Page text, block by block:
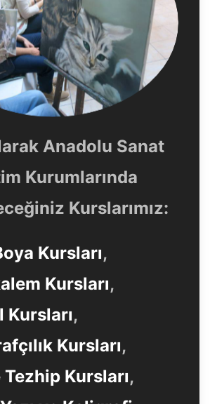
Anadolu Sanat
Kurumlarında
Kurslarımız:
Kursları,
Kursları,
Kursları,
Kursları,
Kursları,